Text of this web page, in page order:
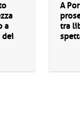
a
dei
A
tra